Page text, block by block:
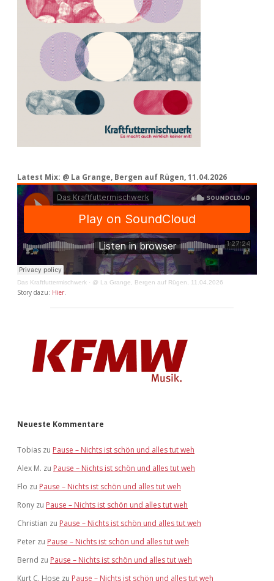
Latest Mix: @ La Grange, Bergen auf Rügen, 11.04.2026
Das Kraftfuttermischwerk · @ La Grange, Bergen auf Rügen, 11.04.2026
Story dazu: Hier.
Neueste Kommentare
Tobias zu Pause – Nichts ist schön und alles tut weh
Alex M. zu Pause – Nichts ist schön und alles tut weh
Flo zu Pause – Nichts ist schön und alles tut weh
Rony zu Pause – Nichts ist schön und alles tut weh
Christian zu Pause – Nichts ist schön und alles tut weh
Peter zu Pause – Nichts ist schön und alles tut weh
Bernd zu Pause – Nichts ist schön und alles tut weh
Kurt C. Hose zu Pause – Nichts ist schön und alles tut weh